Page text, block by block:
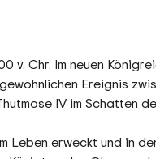
v. Chr. Im neuen
Ereignis
IV im Schatten
Leben erweckt und in